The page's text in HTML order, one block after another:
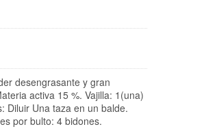
desengrasante y gran
activa 15 %. Vajilla: 1(una)
Diluir Una taza en un balde.
por bulto: 4 bidones.